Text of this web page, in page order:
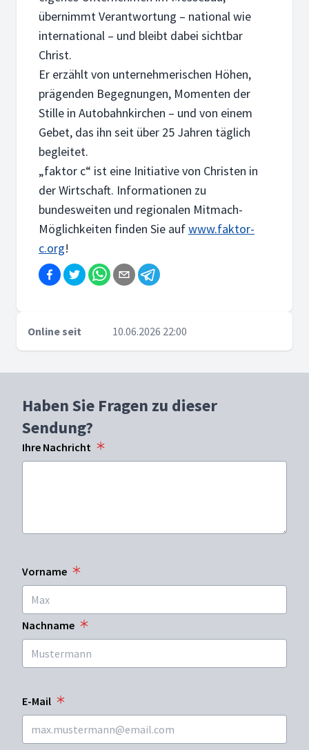
übernimmt Verantwortung – national wie
international – und bleibt dabei sichtbar
Christ.
Er erzählt von unternehmerischen Höhen,
prägenden Begegnungen, Momenten der
Stille in Autobahnkirchen – und von einem
Gebet, das ihn seit über 25 Jahren täglich
begleitet.
„faktor c“ ist eine Initiative von Christen in
der Wirtschaft. Informationen zu
bundesweiten und regionalen Mitmach-
Möglichkeiten finden Sie aufwww.faktor-
c.org!
Online seit 10.06.2026 22:00
Haben Sie Fragen zu dieser
Sendung?
Ihre Nachricht
Vorname
Nachname
E-Mail